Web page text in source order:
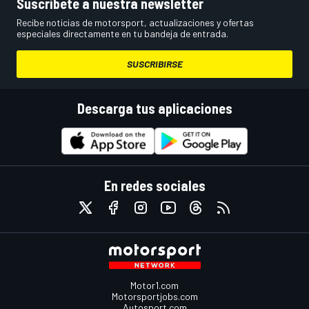
Suscríbete a nuestra newsletter
Recibe noticias de motorsport, actualizaciones y ofertas
especiales directamente en tu bandeja de entrada.
SUSCRIBIRSE
Descarga tus aplicaciones
En redes sociales
Motor1.com
Motorsportjobs.com